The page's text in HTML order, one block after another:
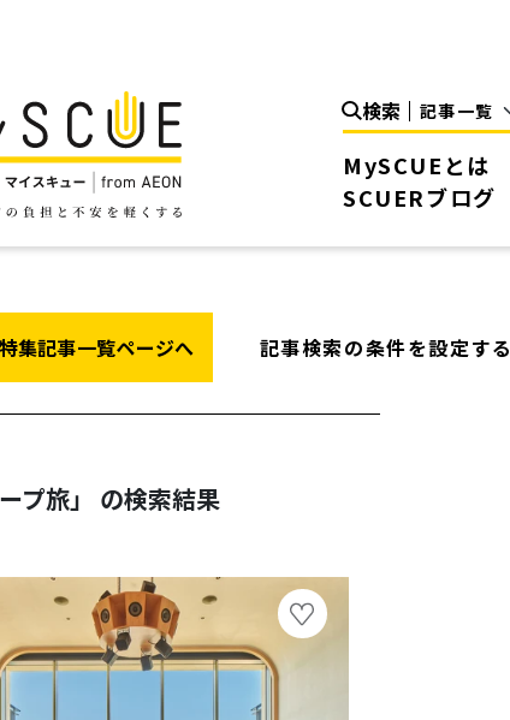
検索
MySCUEとは
SCUERブログ
特集記事一覧ページへ 記事検索の条件を設定する
ープ旅」 の検索結果